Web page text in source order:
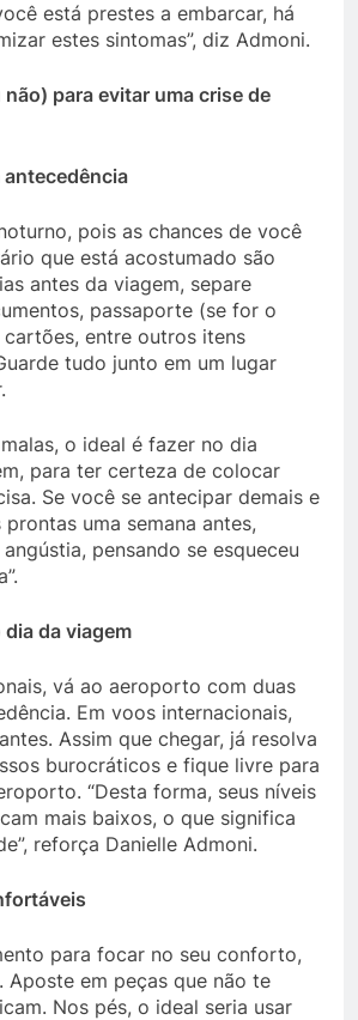
está prestes a embarcar, há
estes sintomas”, diz Admoni.
não) para evitar uma crise de
antecedência
pois as chances de você
que está acostumado são
antes da viagem, separe
passaporte (se for o
entre outros itens
tudo junto em um lugar
o ideal é fazer no dia
para ter certeza de colocar
Se você se antecipar demais e
uma semana antes,
pensando se esqueceu
da viagem
vá ao aeroporto com duas
Em voos internacionais,
Assim que chegar, já resolva
burocráticos e fique livre para
“Desta forma, seus níveis
mais baixos, o que significa
reforça Danielle Admoni.
para focar no seu conforto,
Aposte em peças que não te
Nos pés, o ideal seria usar